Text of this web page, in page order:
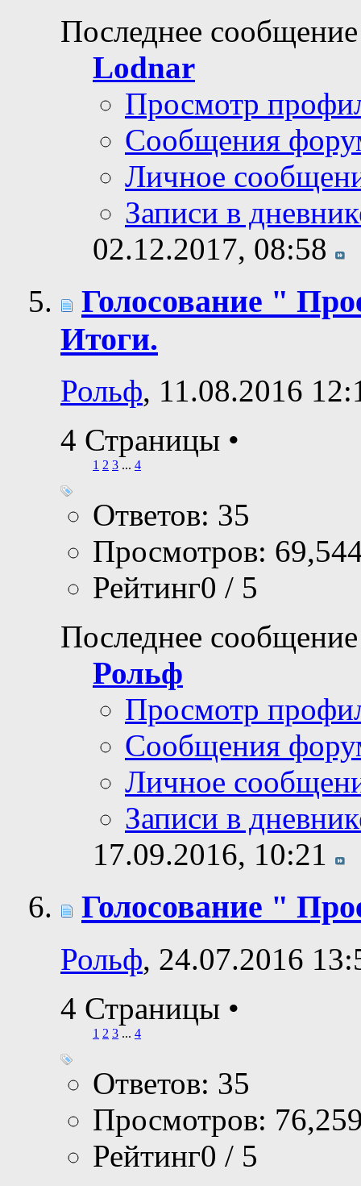
Последнее
Lodnar
Просмотр
Сообщения
Личное
Записи в
02.12.2017, 08:58
Голосование "
Итоги.
Рольф, 11.08.2016
4 Страницы •
1 2 3 ... 4
Ответов: 35
Просмотров:
Рейтинг0 / 5
Последнее
Рольф
Просмотр
Сообщения
Личное
Записи в
17.09.2016, 10:21
Голосование "
Рольф, 24.07.2016
4 Страницы •
1 2 3 ... 4
Ответов: 35
Просмотров:
Рейтинг0 / 5